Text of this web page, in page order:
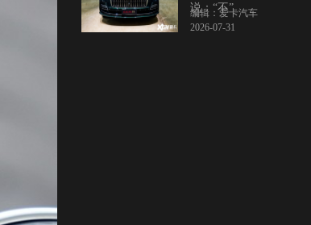
说：“不”
编辑：爱卡汽车
2026-07-31